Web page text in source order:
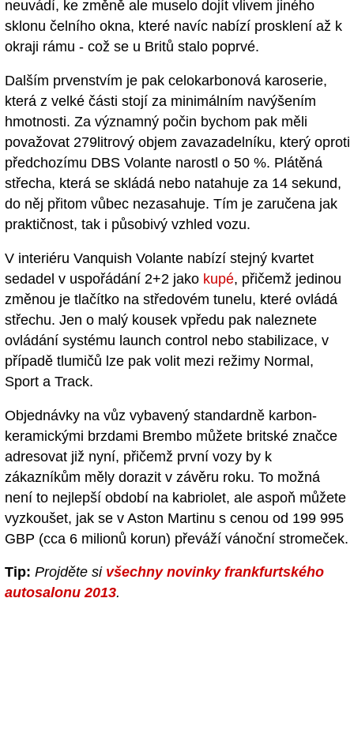
neuvádí, ke změně ale muselo dojít vlivem jiného
sklonu čelního okna, které navíc nabízí prosklení až k
okraji rámu - což se u Britů stalo poprvé.
Dalším prvenstvím je pak celokarbonová karoserie,
která z velké části stojí za minimálním navýšením
hmotnosti. Za významný počin bychom pak měli
považovat 279litrový objem zavazadelníku, který oproti
předchozímu DBS Volante narostl o 50 %. Plátěná
střecha, která se skládá nebo natahuje za 14 sekund,
do něj přitom vůbec nezasahuje. Tím je zaručena jak
praktičnost, tak i působivý vzhled vozu.
V interiéru Vanquish Volante nabízí stejný kvartet
sedadel v uspořádání 2+2 jako kupé, přičemž jedinou
změnou je tlačítko na středovém tunelu, které ovládá
střechu. Jen o malý kousek vpředu pak naleznete
ovládání systému launch control nebo stabilizace, v
případě tlumičů lze pak volit mezi režimy Normal,
Sport a Track.
Objednávky na vůz vybavený standardně karbon-
keramickými brzdami Brembo můžete britské značce
adresovat již nyní, přičemž první vozy by k
zákazníkům měly dorazit v závěru roku. To možná
není to nejlepší období na kabriolet, ale aspoň můžete
vyzkoušet, jak se v Aston Martinu s cenou od 199 995
GBP (cca 6 milionů korun) převáží vánoční stromeček.
Tip: Projděte si všechny novinky frankfurtského
autosalonu 2013.